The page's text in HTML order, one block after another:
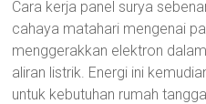
Cara kerja panel surya
cahaya matahari mengenai
menggerakkan elektron
aliran listrik. Energi ini
untuk kebutuhan rumah